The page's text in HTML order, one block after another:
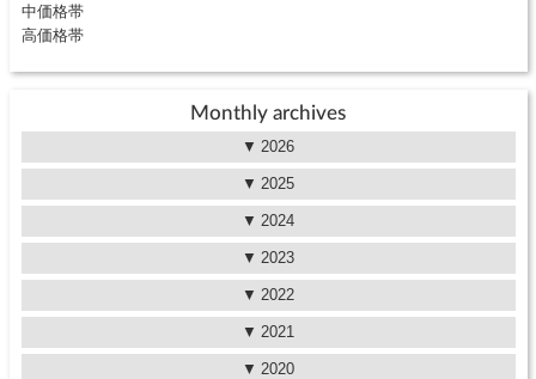
中価格帯
高価格帯
Monthly archives
2026
2025
2024
2023
2022
2021
2020